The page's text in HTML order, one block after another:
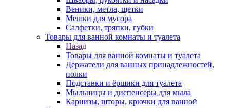
Веники, метла, щетки
Мешки для мусора
Салфетки, тряпки, губки
Товары для ванной комнаты и туалета
Назад
Товары для ванной комнаты и туалета
Держатели для ванных принадлежностей,
полки
Подставки и ёршики для туалета
Мыльницы и диспенсеры для мыла
Карнизы, шторы, крючки для ванной